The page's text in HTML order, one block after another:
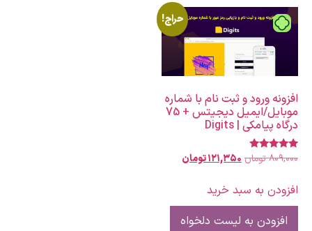
تومان حراج!
افزونه ورود و ثبت نام با شماره
موبایل/ایمیل دیجیتس + 75
درگاه پیامکی | Digits
نمره
5.00
۸۰۹,۰۰۰تومان۱۲۱,۳۵۰تومان
افزودن به سبد خرید
افزودن به لیست دلخواه